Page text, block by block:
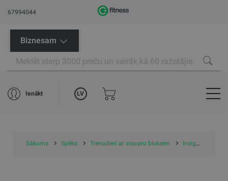
67994044
Biznesam
Ienākt LV
Sākums Spēks Trenažieri ar atsvaru blokiem Insignia Assist Dip Chin, S-Trim, Double Stitching, Full Shroud - Black Opaque